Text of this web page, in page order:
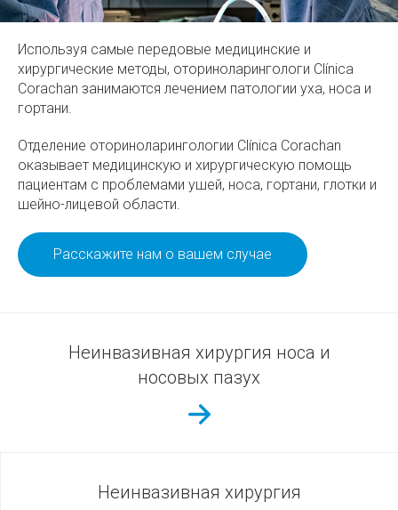
Используя самые передовые медицинские и
хирургические методы, оториноларингологи Clínica
Corachan занимаются лечением патологии уха, носа и
гортани.
Отделение оториноларингологии Clínica Corachan
оказывает медицинскую и хирургическую помощь
пациентам с проблемами ушей, носа, гортани, глотки и
шейно-лицевой области.
Расскажите нам о вашем случае
Неинвазивная хирургия носа и
носовых пазух
Неинвазивная хирургия